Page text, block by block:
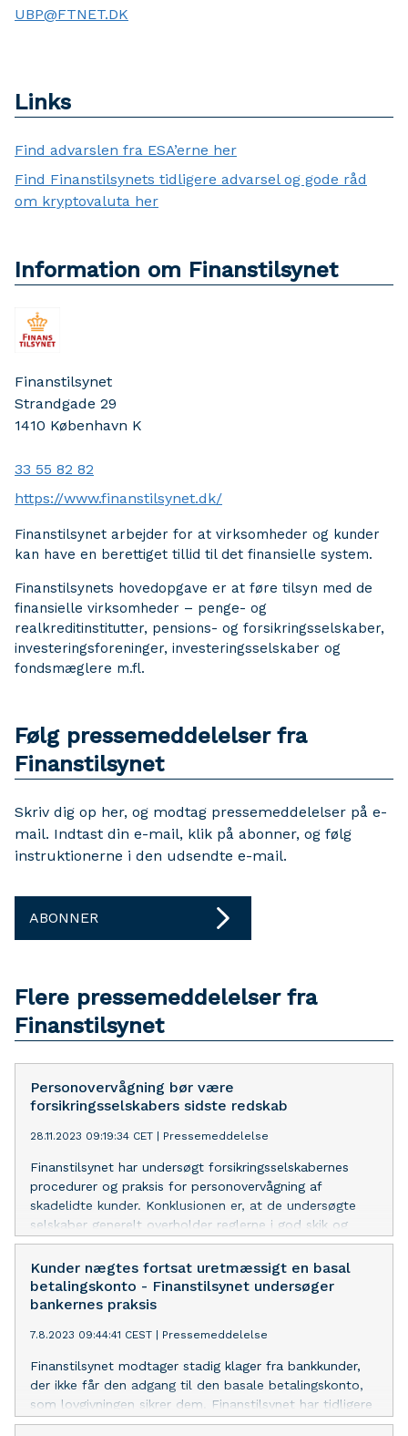
UBP@FTNET.DK
Links
Find advarslen fra ESA’erne her
Find Finanstilsynets tidligere advarsel og gode råd
om kryptovaluta her
Information om Finanstilsynet
Finanstilsynet
Strandgade 29
1410 København K
33 55 82 82
https://www.finanstilsynet.dk/
Finanstilsynet arbejder for at virksomheder og kunder
kan have en berettiget tillid til det finansielle system.
Finanstilsynets hovedopgave er at føre tilsyn med de
finansielle virksomheder – penge- og
realkreditinstitutter, pensions- og forsikringsselskaber,
investeringsforeninger, investeringsselskaber og
fondsmæglere m.fl.
Følg pressemeddelelser fra
Finanstilsynet
Skriv dig op her, og modtag pressemeddelelser på e-
mail. Indtast din e-mail, klik på abonner, og følg
instruktionerne i den udsendte e-mail.
ABONNER
Flere pressemeddelelser fra
Finanstilsynet
Personovervågning bør være
forsikringsselskabers sidste redskab
28.11.2023 09:19:34 CET Pressemeddelelse
Finanstilsynet har undersøgt forsikringsselskabernes
procedurer og praksis for personovervågning af
skadelidte kunder. Konklusionen er, at de undersøgte
selskaber generelt overholder reglerne i god skik og
undersøgelsesbekendtgørelsen.
Kunder nægtes fortsat uretmæssigt en basal
betalingskonto - Finanstilsynet undersøger
bankernes praksis
7.8.2023 09:44:41 CEST Pressemeddelelse
Finanstilsynet modtager stadig klager fra bankkunder,
der ikke får den adgang til den basale betalingskonto,
som lovgivningen sikrer dem. Finanstilsynet har tidligere
indskærpet reglerne overfor bankerne, og vil nu